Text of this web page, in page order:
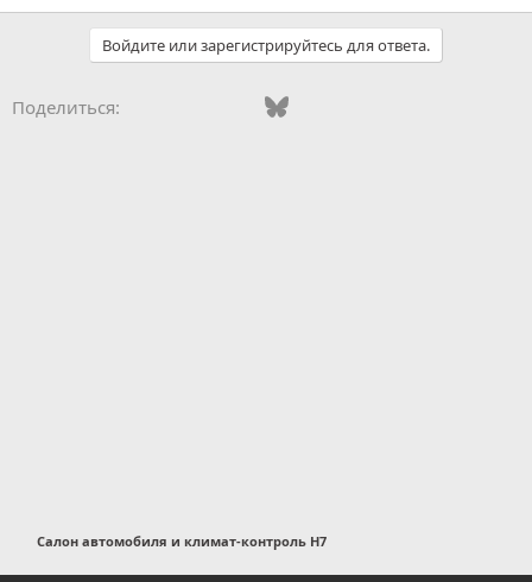
Войдите или зарегистрируйтесь для ответа.
Поделиться: Odnoklassniki
Mail.ruBluesky
Салон автомобиля и климат-контроль H7